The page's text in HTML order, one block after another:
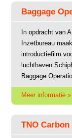
Baggage
In opdracht van
Inzetbureau
introductiefilm
luchthaven
Baggage
Meer informatie »
TNO